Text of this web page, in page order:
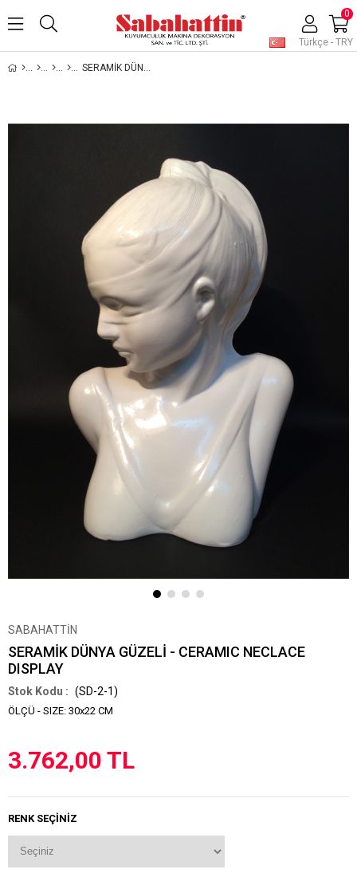
Türkçe - TRY
0
SERAMİK DÜNYA GÜZELİ - CERAMIC NECLACE DISPLAY
SABAHATTİN
SERAMİK DÜNYA GÜZELİ - CERAMIC NECLACE
DISPLAY
(SD-2-1)
ÖLÇÜ - SIZE: 30x22 CM
3.762,00 TL
RENK SEÇİNİZ